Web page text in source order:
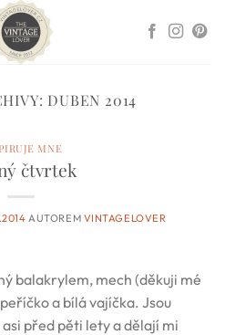
DUBEN 2014
MNE
čtvrtek
AUTOREM VINTAGELOVER
balakrylem, mech (děkuji mé
a bílá vajíčka. Jsou
před pěti lety a dělají mi